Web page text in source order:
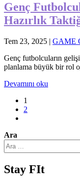
Genç
Hazırlık
Tem 23, 2025 | GAME
Genç futbolcuların
planlama büyük bir rol
Devamını oku
1
2
Ara
Stay FIt